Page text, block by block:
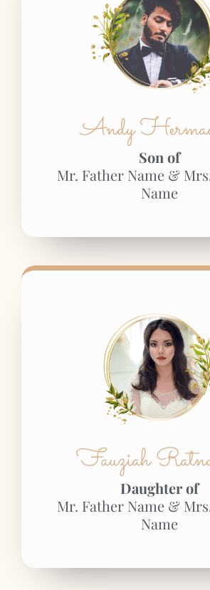
Andy
Son of
Mr. Father Name &
Name
Fauziah
Daughter of
Mr. Father Name &
Name